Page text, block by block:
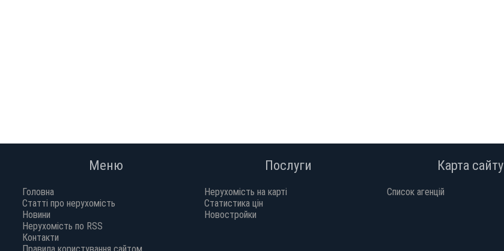
Меню
Головна
Статті про нерухомість
Новини
Нерухомість по RSS
Контакти
Послуги
Нерухомість на карті
Статистика цін
Новостройки
Карта сайту
Список агенцій